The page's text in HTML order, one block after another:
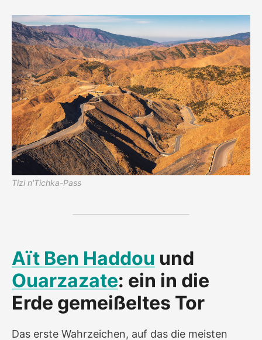
Tizi n'Tichka-Pass
Aït Ben Haddou und
Ouarzazate: ein in die
Erde gemeißeltes Tor
Das erste Wahrzeichen, auf das die meisten